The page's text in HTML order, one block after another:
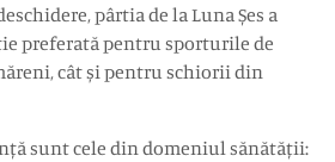
pârtia de la Luna Șes a
preferată pentru sporturile de
cât și pentru schiorii din
sunt cele din domeniul sănătății: